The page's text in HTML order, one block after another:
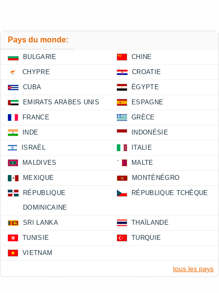
Pays du monde:
BULGARIE CHINE
CHYPRE CROATIE
CUBA ÉGYPTE
EMIRATS ARABES UNIS ESPAGNE
FRANCE GRÈCE
INDE INDONÉSIE
ISRAËL ITALIE
MALDIVES MALTE
MEXIQUE MONTÉNÉGRO
RÉPUBLIQUE
DOMINICAINE
RÉPUBLIQUE TCHÈQUE
SRI LANKA THAÏLANDE
TUNISIE TURQUIE
VIETNAM
tous les pays